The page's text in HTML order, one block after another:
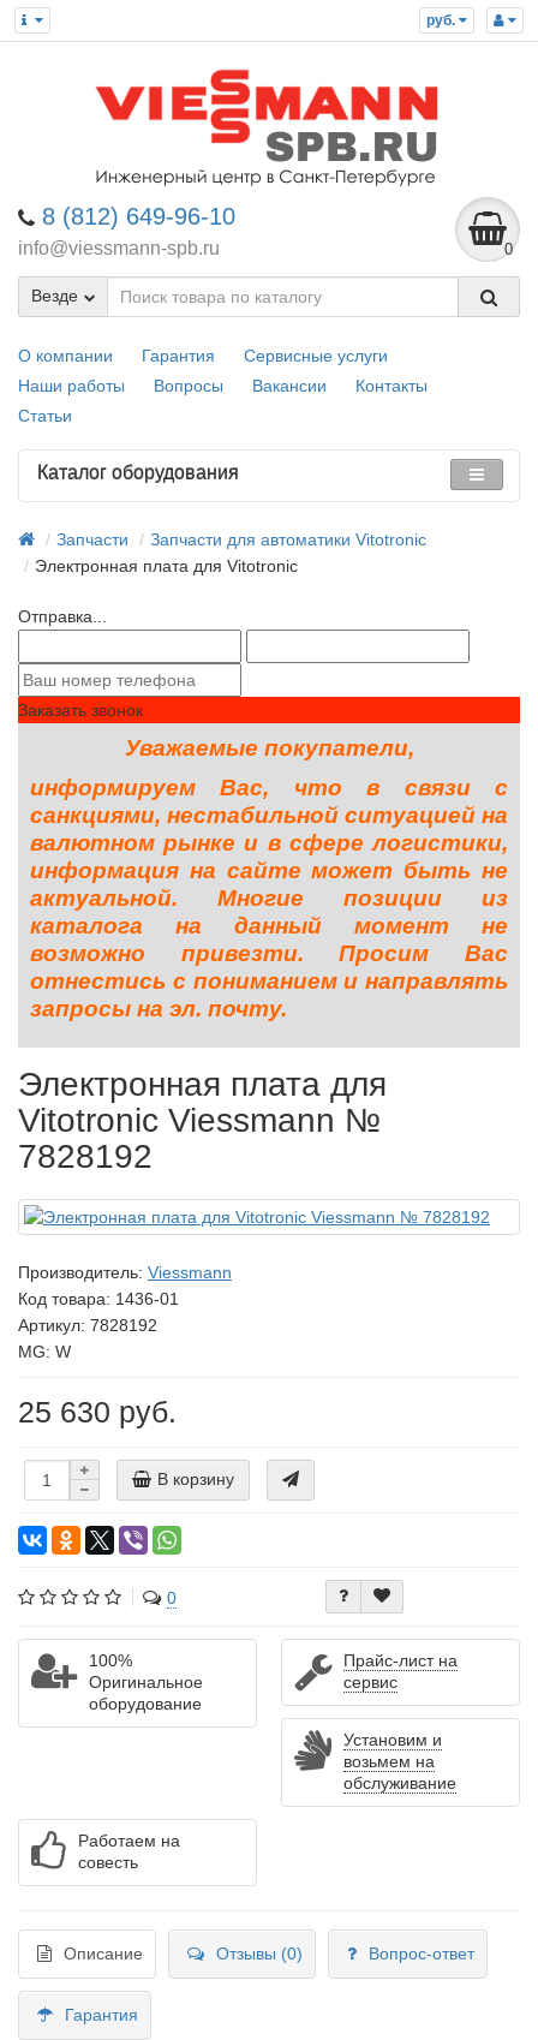
руб.
8 (812) 649-96-10
info@viessmann-spb.ru 0
Везде
О компании Гарантия
Сервисные услуги
Наши работы
Вопросы Вакансии
Контакты
Статьи
Каталог оборудования
Запчасти
Запчасти для автоматики Vitotronic
Электронная плата для Vitotronic
Отправка...
Заказать звонок
Уважаемые покупатели,
информируем Вас, что в связи с
санкциями, нестабильной ситуацией на
валютном рынке и в сфере логистики,
информация на сайте может быть не
актуальной. Многие позиции из
каталога на данный момент не
возможно привезти. Просим Вас
отнестись с пониманием и направлять
запросы на эл. почту.
Электронная плата для
Vitotronic Viessmann №
7828192
Производитель: Viessmann
Код товара: 1436-01
Артикул: 7828192
MG: W
25 630 руб.
В корзину
0
100%
Оригинальное
оборудование
Прайс-лист на
сервис
Установим и
возьмем на
обслуживание
Работаем на
совесть
Описание Отзывы (0) Вопрос-ответ
Гарантия